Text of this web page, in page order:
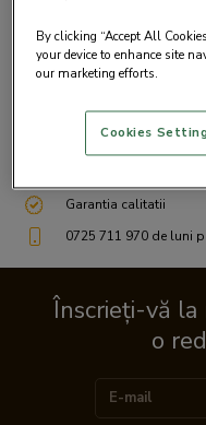
Livrare gratuita
Garantia calitatii
0725 711 970 de luni
Înscrieți-vă
o
By clicking “Accept All
your device to enhance site
our marketing efforts.
Cookies